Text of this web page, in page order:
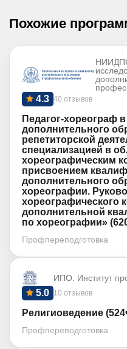
Похожие
40 отзывов
4.3
Педагог-хореограф
дополнительного
репетиторской
специализацией в
хореографическим
присвоением
дополнительного
хореографии.
хореографического
дополнительной
по хореографии»
Профпереподготовка
ИПО. Институт
10 отзывов
5.0
Религиоведение
Профпереподготовка